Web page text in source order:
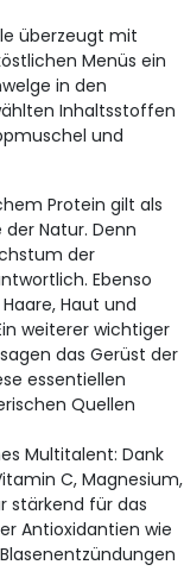
überzeugt mit
Menüs ein
in den
Inhaltsstoffen
und
Protein gilt als
Natur. Denn
der
Ebenso
Haut und
weiterer wichtiger
das Gerüst der
essentiellen
Quellen
Multitalent: Dank
C, Magnesium,
stärkend für das
Antioxidantien wie